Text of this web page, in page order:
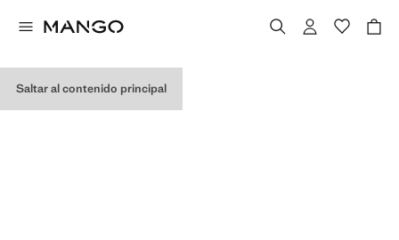
Saltar al contenido principal